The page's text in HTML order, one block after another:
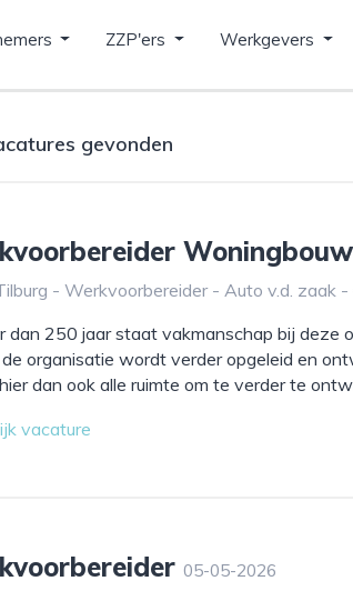
ZZP'ers Werkgevers
gevonden
Woningbouw
- Werkvoorbereider - Auto v.d.
dan 250 jaar staat vakmanschap bij deze
organisatie wordt verder opgeleid en
dan ook alle ruimte om te verder te
vacature
05-05-2026